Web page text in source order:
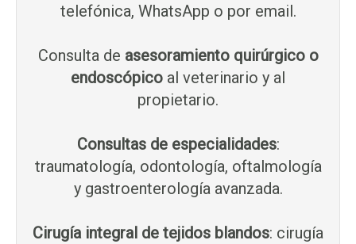
telefónica, WhatsApp o por email.
Consulta de asesoramiento quirúrgico o
endoscópico al veterinario y al
propietario.
Consultas de especialidades:
traumatología, odontología, oftalmología
y gastroenterología avanzada.
Cirugía integral de tejidos blandos: cirugía